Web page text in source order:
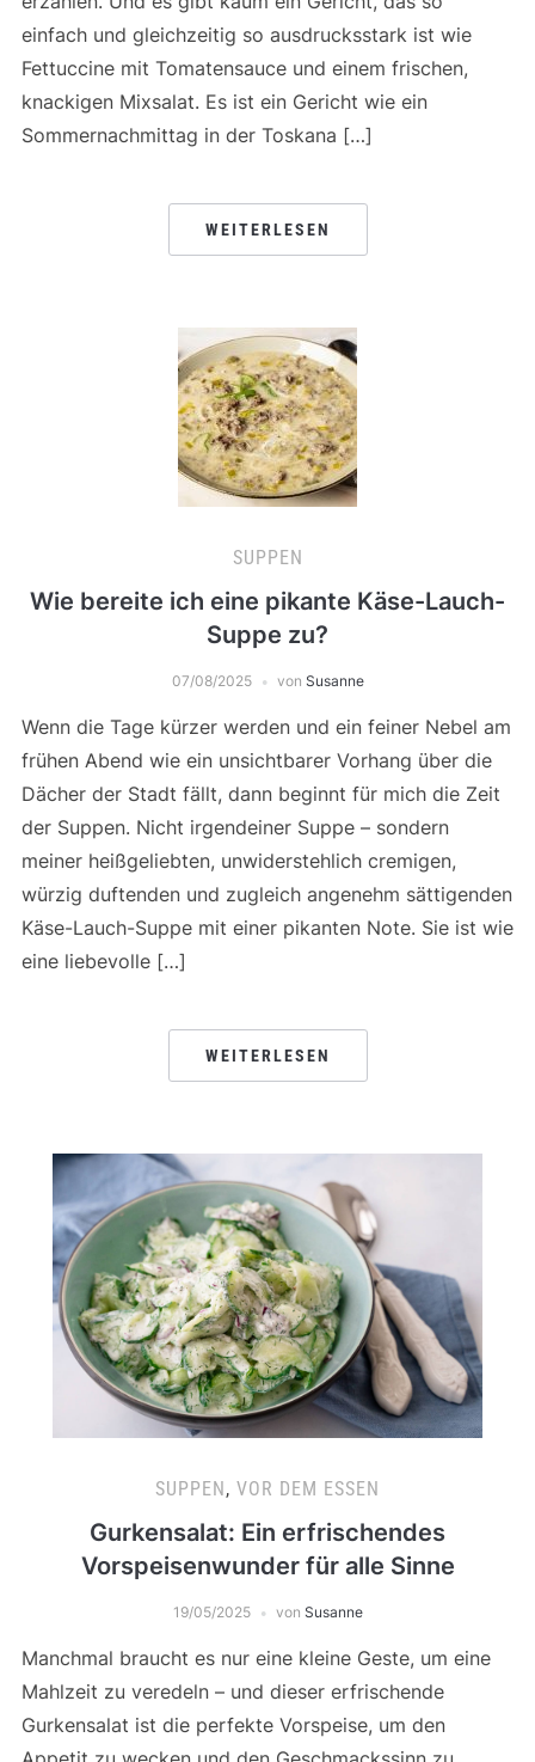
einfach und gleichzeitig so ausdrucksstark ist wie
Fettuccine mit Tomatensauce und einem frischen,
knackigen Mixsalat. Es ist ein Gericht wie ein
Sommernachmittag in der Toskana […]
WEITERLESEN
SUPPEN
Wie bereite ich eine pikante Käse-Lauch-
Suppe zu?
07/08/2025 von Susanne
Wenn die Tage kürzer werden und ein feiner Nebel am
frühen Abend wie ein unsichtbarer Vorhang über die
Dächer der Stadt fällt, dann beginnt für mich die Zeit
der Suppen. Nicht irgendeiner Suppe – sondern
meiner heißgeliebten, unwiderstehlich cremigen,
würzig duftenden und zugleich angenehm sättigenden
Käse-Lauch-Suppe mit einer pikanten Note. Sie ist wie
eine liebevolle […]
WEITERLESEN
SUPPEN , VOR DEM ESSEN
Gurkensalat: Ein erfrischendes
Vorspeisenwunder für alle Sinne
19/05/2025 von Susanne
Manchmal braucht es nur eine kleine Geste, um eine
Mahlzeit zu veredeln – und dieser erfrischende
Gurkensalat ist die perfekte Vorspeise, um den